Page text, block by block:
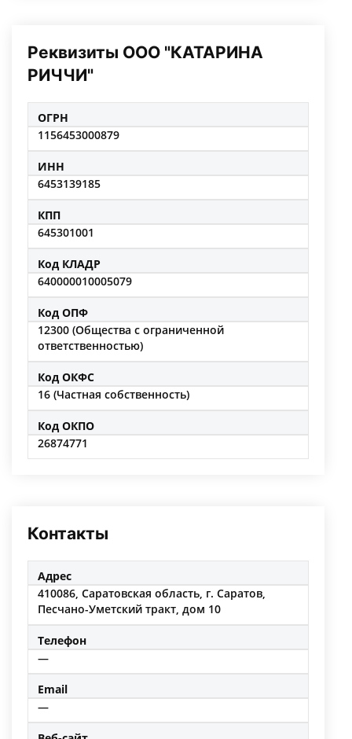
Реквизиты ООО "КАТАРИНА
РИЧЧИ"
ОГРН
1156453000879
ИНН
6453139185
КПП
645301001
Код КЛАДР
640000010005079
Код ОПФ
12300 (Общества с ограниченной
ответственностью)
Код ОКФС
16 (Частная собственность)
Код ОКПО
26874771
Контакты
Адрес
410086, Саратовская область, г. Саратов,
Песчано-Уметский тракт, дом 10
Телефон
—
Email
—